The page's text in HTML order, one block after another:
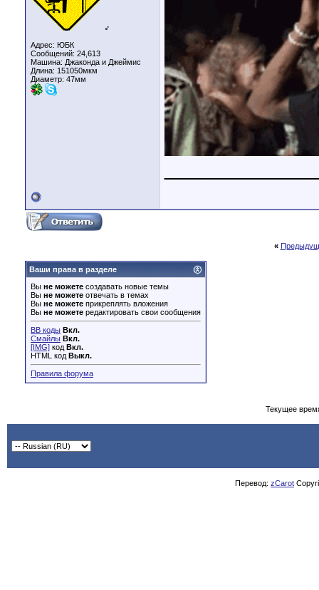
♂
Адрес: ЮБК
Сообщений: 24,613
Машина: Джаконда и Джеймис
Длина: 151050мкм
Диаметр: 47мм
«
Ваши права в разделе
Вы не можете создавать новые темы
Вы не можете отвечать в темах
Вы не можете прикреплять вложения
Вы не можете редактировать свои сообщения
BB коды Вкл.
Смайлы Вкл.
[IMG] код Вкл.
HTML код Выкл.
Правила форума
Текущее
Перевод: zCarot